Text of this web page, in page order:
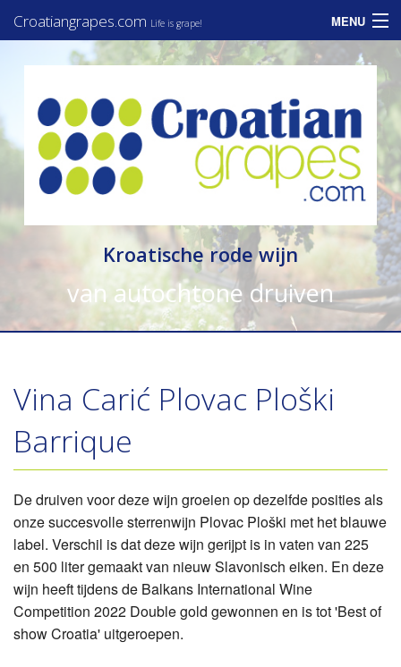
Croatiangrapes.com Life is grape! MENU
Assortiment
Informatie
Zakelijk
Consumenten
Kroatische rode wijn
van autochtone druiven
Vina Carić Plovac Ploški
Barrique
De druiven voor deze wijn groeien op dezelfde posities als
onze succesvolle sterrenwijn Plovac Ploški met het blauwe
label. Verschil is dat deze wijn gerijpt is in vaten van 225
en 500 liter gemaakt van nieuw Slavonisch eiken. En deze
wijn heeft tijdens de Balkans International Wine
Competition 2022 Double gold gewonnen en is tot 'Best of
show Croatia' uitgeroepen.